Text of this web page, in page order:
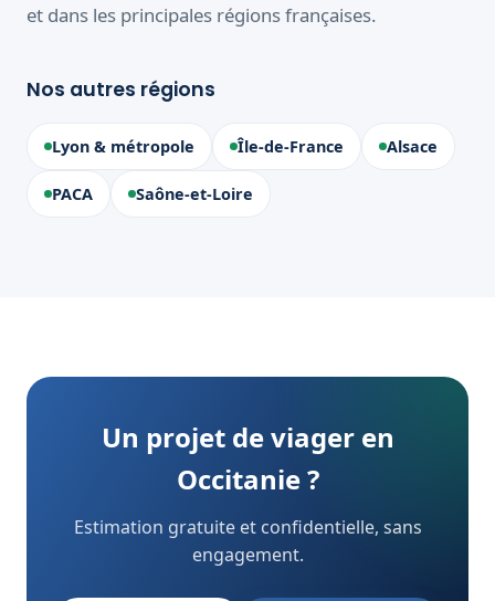
et dans les principales régions françaises.
Nos autres régions
Lyon & métropole Île-de-France Alsace
PACA Saône-et-Loire
Un projet de viager en
Occitanie ?
Estimation gratuite et confidentielle, sans
engagement.